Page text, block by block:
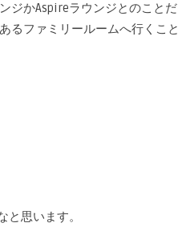
ジかAspireラウンジとのことだ
るファミリールームへ行くこと
思います。